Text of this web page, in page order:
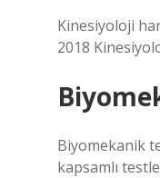
Kinesiyoloji
2018
Biyomekanik
kapsamlı